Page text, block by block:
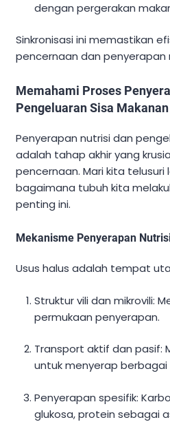
dengan pergerakan
Sinkronisasi ini memastikan
pencernaan dan penyerapan
Memahami Proses
Pengeluaran Sisa Makanan
Penyerapan nutrisi dan
adalah tahap akhir yang
pencernaan. Mari kita
bagaimana tubuh kita
penting ini.
Mekanisme Penyerapan
Usus halus adalah tempat
Struktur vili dan mikrovili:
permukaan penyerapan.
Transport aktif dan pasif:
untuk menyerap berbagai
Penyerapan spesifik:
glukosa, protein sebagai